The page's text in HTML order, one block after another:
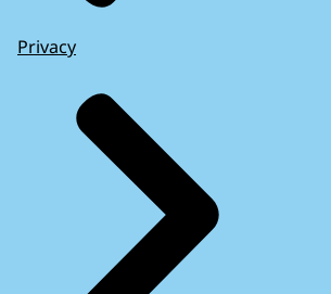
Privacy